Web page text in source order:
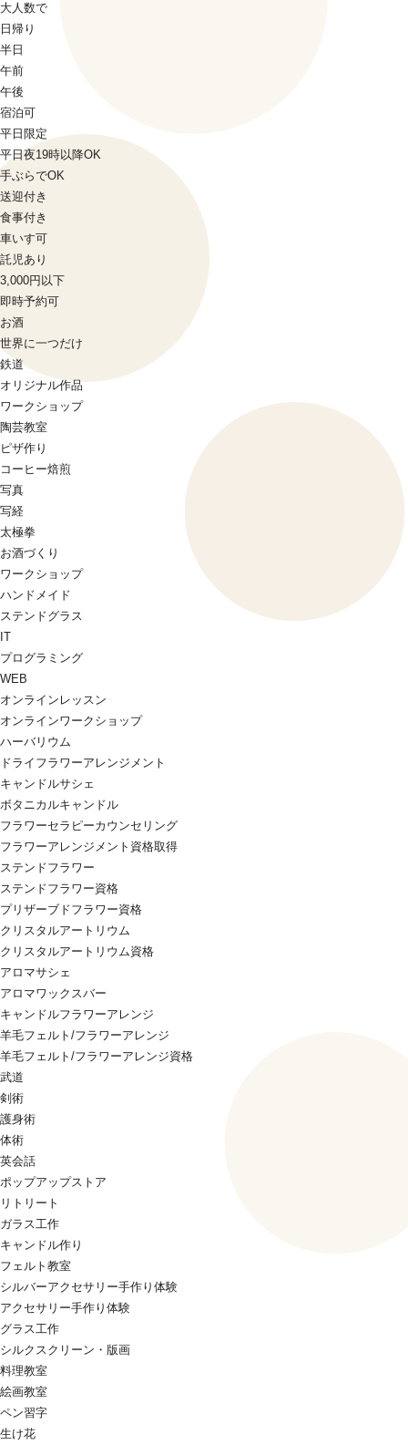
大人数で
日帰り
半日
午前
午後
宿泊可
平日限定
平日夜19時以降OK
手ぶらでOK
送迎付き
食事付き
車いす可
託児あり
3,000円以下
即時予約可
お酒
世界に一つだけ
鉄道
オリジナル作品
ワークショップ
陶芸教室
ピザ作り
コーヒー焙煎
写真
写経
太極拳
お酒づくり
ワークショップ
ハンドメイド
ステンドグラス
IT
プログラミング
WEB
オンラインレッスン
オンラインワークショップ
ハーバリウム
ドライフラワーアレンジメント
キャンドルサシェ
ボタニカルキャンドル
フラワーセラピーカウンセリング
フラワーアレンジメント資格取得
ステンドフラワー
ステンドフラワー資格
プリザーブドフラワー資格
クリスタルアートリウム
クリスタルアートリウム資格
アロマサシェ
アロマワックスバー
キャンドルフラワーアレンジ
羊毛フェルト/フラワーアレンジ
羊毛フェルト/フラワーアレンジ資格
武道
剣術
護身術
体術
英会話
ポップアップストア
リトリート
ガラス工作
キャンドル作り
フェルト教室
シルバーアクセサリー手作り体験
アクセサリー手作り体験
グラス工作
シルクスクリーン・版画
料理教室
絵画教室
ペン習字
生け花